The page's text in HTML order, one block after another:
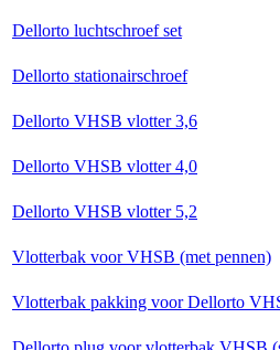
Dellorto luchtschroef set
Dellorto stationairschroef
Dellorto VHSB vlotter 3,6
Dellorto VHSB vlotter 4,0
Dellorto VHSB vlotter 5,2
Vlotterbak voor VHSB (met pennen)
Vlotterbak pakking voor Dellorto